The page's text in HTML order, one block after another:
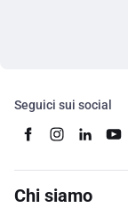
Seguici sui social
Chi siamo